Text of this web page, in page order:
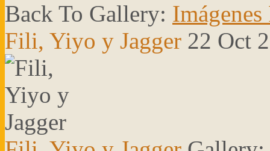
Back To Gallery:
Fili, Yiyo y Jagger 22 Oct